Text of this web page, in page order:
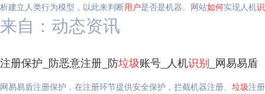
析建立人类行为模型，以此来判断用户是否是机器。网站如何实现人机
来自：动态资讯
注册保护_防恶意注册_防垃圾账号_人机识别 _网易易盾
网易易盾注册保护，在注册环节提供安全保护，拦截机器注册、 垃圾注